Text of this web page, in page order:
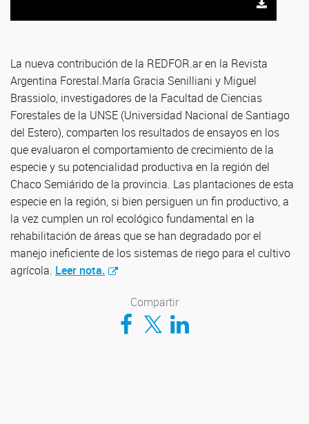
La nueva contribución de la REDFOR.ar en la Revista
Argentina Forestal.María Gracia Senilliani y Miguel
Brassiolo, investigadores de la Facultad de Ciencias
Forestales de la UNSE (Universidad Nacional de Santiago
del Estero), comparten los resultados de ensayos en los
que evaluaron el comportamiento de crecimiento de la
especie y su potencialidad productiva en la región del
Chaco Semiárido de la provincia. Las plantaciones de esta
especie en la región, si bien persiguen un fin productivo, a
la vez cumplen un rol ecológico fundamental en la
rehabilitación de áreas que se han degradado por el
manejo ineficiente de los sistemas de riego para el cultivo
agrícola. Leer nota.
Compartir
Compartir en Facebook Compartir en Twitter Compartir en LinkedIn